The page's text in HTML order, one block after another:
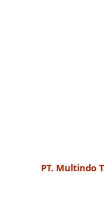
PT. Multindo